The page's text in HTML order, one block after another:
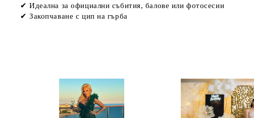
✔ Идеална за официални събития, балове или фотосесии
✔ Закопчаване с цип на гърба